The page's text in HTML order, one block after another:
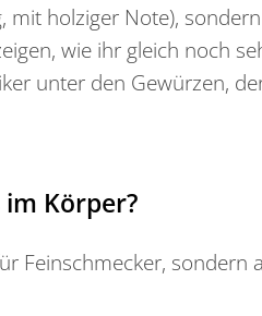
mit holziger Note),
wie ihr gleich noch
unter den Gewürzen,
Körper?
Feinschmecker, sondern